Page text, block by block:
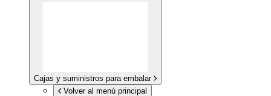
Cajas y suministros para embalar
Volver al menú principal